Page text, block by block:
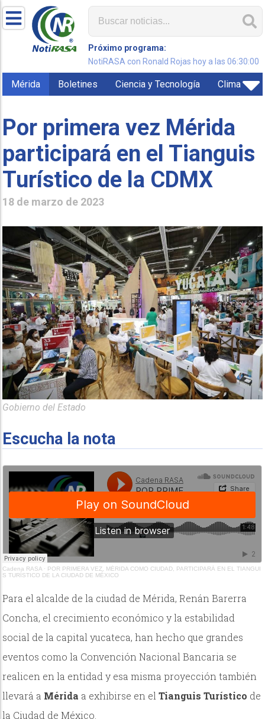
Próximo programa:
NotiRASA con Ronald Rojas hoy a las 06:30:00
Mérida Boletines Ciencia y Tecnología Clima
Por primera vez Mérida
participará en el Tianguis
Turístico de la CDMX
18 de marzo de 2023
Gobierno del Estado
Escucha la nota
Cadena RASA · POR PRIMERA VEZ, MÉRIDA COMO CIUDAD, PARTICIPARÁ EN EL TIANGUI
S TURÍSTICO DE LA CIUDAD DE MÉXICO
Para el alcalde de la ciudad de Mérida, Renán Barerra
Concha, el crecimiento económico y la estabilidad
social de la capital yucateca, han hecho que grandes
eventos como la Convención Nacional Bancaria se
realicen en la entidad y esa misma proyección también
llevará a Mérida a exhibirse en elTianguis Turístico de
la Ciudad de México.